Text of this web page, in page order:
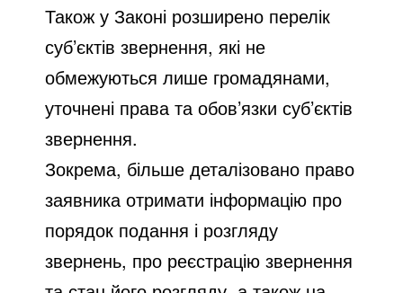
Також у Законі розширено перелік
суб’єктів звернення, які не
обмежуються лише громадянами,
уточнені права та обов’язки суб’єктів
звернення.
Зокрема, більше деталізовано право
заявника отримати інформацію про
порядок подання і розгляду
звернень, про реєстрацію звернення